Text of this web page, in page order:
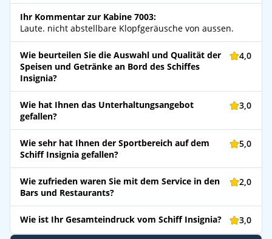
Ihr Kommentar zur Kabine 7003:
Laute. nicht abstellbare Klopfgeräusche von aussen.
Wie beurteilen Sie die Auswahl und Qualität der
Speisen und Getränke an Bord des Schiffes
Insignia?
4,0
Wie hat Ihnen das Unterhaltungsangebot
gefallen?
3,0
Wie sehr hat Ihnen der Sportbereich auf dem
Schiff Insignia gefallen?
5,0
Wie zufrieden waren Sie mit dem Service in den
Bars und Restaurants?
2,0
Wie ist Ihr Gesamteindruck vom Schiff Insignia? 3,0